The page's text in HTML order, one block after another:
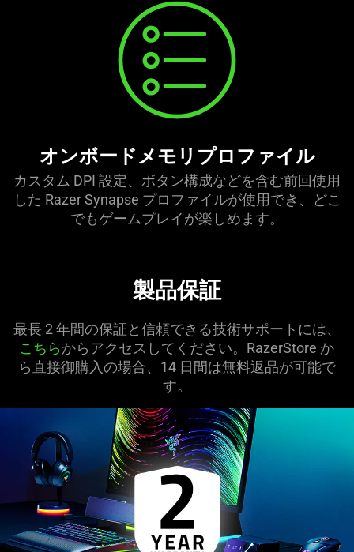
オンボードメモリプロファイル
カスタム DPI 設定、ボタン構成などを含む前回使用
した Razer Synapse プロファイルが使用でき、どこ
でもゲームプレイが楽しめます。
製品保証
最長 2 年間の保証と信頼できる技術サポートには、
こちらからアクセスしてください。RazerStore か
ら直接御購入の場合、14 日間は無料返品が可能で
す。